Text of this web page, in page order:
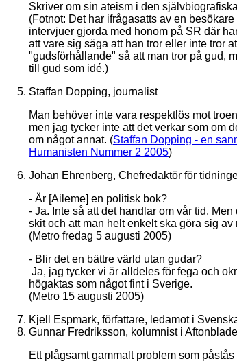
Skriver om sin ateism i den
(Fotnot: Det har ifrågasatts av en
intervjuer gjorda med honom på SR där
att vare sig säga att han tror eller inte tror
"gudsförhållande" så att man tror på gud,
till gud som idé.)
Staffan Dopping, journalist
Man behöver inte vara respektlös mot
men jag tycker inte att det verkar som om
om något annat. (Staffan Dopping - en
Humanisten Nummer 2 2005)
Johan Ehrenberg, Chefredaktör för
- Är [Aileme] en politisk bok?
- Ja. Inte så att det handlar om vår tid.
skit och att man helt enkelt ska göra sig av
(Metro fredag 5 augusti 2005)
- Blir det en bättre värld utan gudar?
Ja, jag tycker vi är alldeles för fega och
högaktas som något fint i Sverige.
(Metro 15 augusti 2005)
Kjell Espmark, författare, ledamot i
Gunnar Fredriksson, kolumnist i
Ett plågsamt gammalt problem som